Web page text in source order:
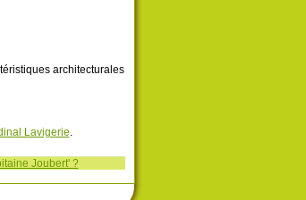
architecturales
Lavigerie.
Joubert' ?